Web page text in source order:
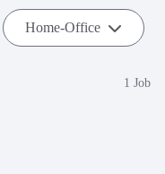
Home-Office
1 Job